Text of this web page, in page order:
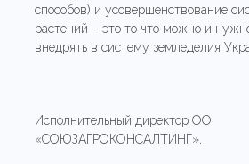
способов) и усовершенствование
растений – это то что можно и
внедрять в систему земледелия
Исполнительный директор ОО
«СОЮЗАГРОКОНСАЛТИНГ»,